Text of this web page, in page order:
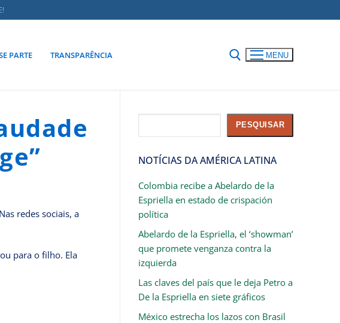
PARTE TRANSPARÊNCIA MENU
redes sociais, a
para o filho. Ela
PESQUISAR
NOTÍCIAS DA AMÉRICA LATINA
Colombia recibe a Abelardo de la
Espriella en estado de crispación
política
Abelardo de la Espriella, el ‘showman’
que promete venganza contra la
izquierda
Las claves del país que le deja Petro a
De la Espriella en siete gráficos
México estrecha los lazos con Brasil